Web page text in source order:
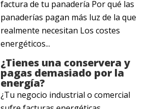
factura de tu panadería Por qué las
panaderías pagan más luz de la que
realmente necesitan Los costes
energéticos...
¿Tienes una conservera y
pagas demasiado por la
energía?
¿Tu negocio industrial o comercial